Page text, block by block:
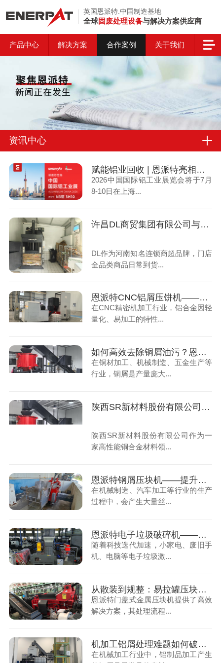
英国恩派特.中国制造基地
全球固废处理设备与解决方案供应商
产品中心 解决方案 合作案例 关于我们
资讯中心
赋能铝业回收 | 恩派特亮相上海国际铝工业展
2026中国国际铝工业展览会将于7月
8-10日在上海...
许昌DL商贸集团有限公司与恩派特定制立式废纸打包机案例
DL作为河南知名连锁商超品牌，门店
全品类商品日常到货...
恩派特CNC铝屑压饼机——盘活废屑价值，赋能机加工绿色回收！
在CNC精密机加工行业，铝合金因轻
量化、易加工的特性...
如何高效去除铜屑油污？恩派特铜屑脱油机给出答案！
在铜材加工、机械制造、五金生产等
行业，铜屑是产量庞大...
陕西SR新材料股份有限公司与恩派特定制铜屑脱油机案例
陕西SR新材料股份有限公司作为一
家高性能铜合金材料领...
恩派特钢屑压块机——提升资源利用率，助力金属回收产业升级！
在机械制造、汽车加工等行业的生产
过程中，会产生大量丝...
恩派特电子垃圾破碎机——助力环保，实现电子垃圾资源化关键利器！
随着科技迭代加速，小家电、废旧手
机、电脑等电子垃圾激...
从散装到规整：易拉罐压块机如何重构资源循环产业链
恩派特门盖式金属压块机提供了高效
解决方案，其处理流程...
机加工铝屑处理难题如何破？恩派特铝屑压块机给你答案！
在机械加工行业中，铝制品加工产生